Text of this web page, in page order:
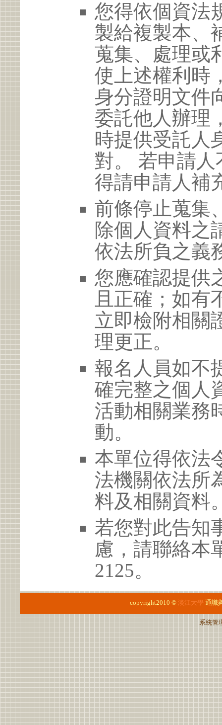
您得依個資法
製給複製本、
蒐集、處理或
使上述權利時
身分證明文件
委託他人辦理
時提供受託人
對。 若申請
得請申請人補
前條停止蒐集
除個人資料之
依法所負之義
您應確認提供
且正確；如有
立即檢附相關
理更正。
報名人員如不
確完整之個人
活動相關業務
動。
本單位得依法
法機關依法所
料及相關資料
若您對此告知
慮，請聯絡本
2125。
copyright2010 © 淡江大學 通識
系統管